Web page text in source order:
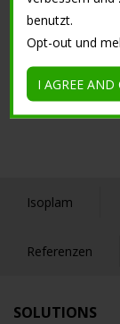
Isoplam
Referenzen
SOLUTIONS
benutzt.
Opt-out und
I AGREE AND